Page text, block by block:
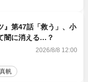
』第47話「救う」、小
闇に消える…？
2026/8/8 12:00
帆